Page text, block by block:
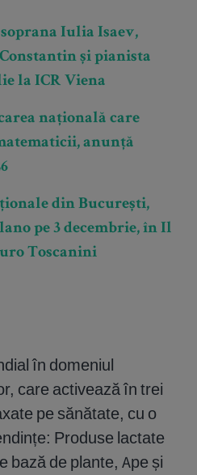
Iulia Isaev,
și pianista
la ICR Viena
națională care
anunță
din București,
pe 3 decembrie, în Il
Toscanini
în domeniul
care activează în trei
pe sănătate, cu o
Produse lactate
bază de plante, Ape și